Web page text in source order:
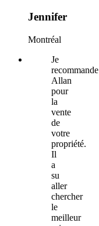
Jennifer
Montréal
Je
recommande
Allan
pour
la
vente
de
votre
propriété.
Il
a
su
aller
chercher
le
meilleur